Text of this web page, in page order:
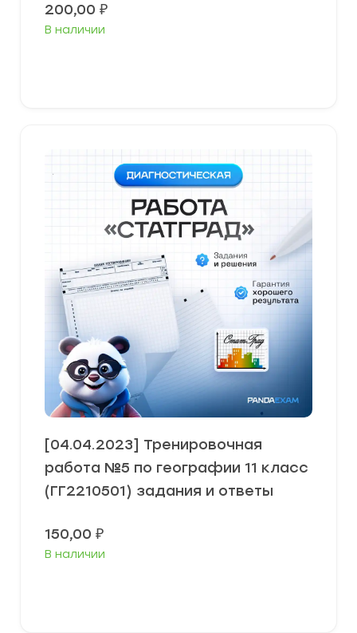
200,00 ₽
В наличии
[04.04.2023] Тренировочная
работа №5 по географии 11 класс
(ГГ2210501) задания и ответы
150,00 ₽
В наличии